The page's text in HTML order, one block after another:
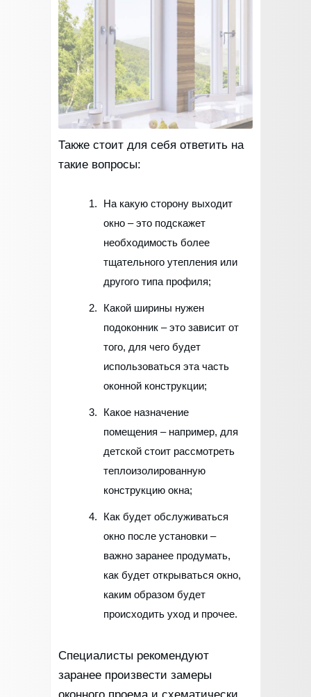
Также стоит для себя ответить на
такие вопросы:
На какую сторону выходит
окно – это подскажет
необходимость более
тщательного утепления или
другого типа профиля;
Какой ширины нужен
подоконник – это зависит от
того, для чего будет
использоваться эта часть
оконной конструкции;
Какое назначение
помещения – например, для
детской стоит рассмотреть
теплоизолированную
конструкцию окна;
Как будет обслуживаться
окно после установки –
важно заранее продумать,
как будет открываться окно,
каким образом будет
происходить уход и прочее.
Специалисты рекомендуют
заранее произвести замеры